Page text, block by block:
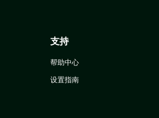
支持
帮助中心
设置指南